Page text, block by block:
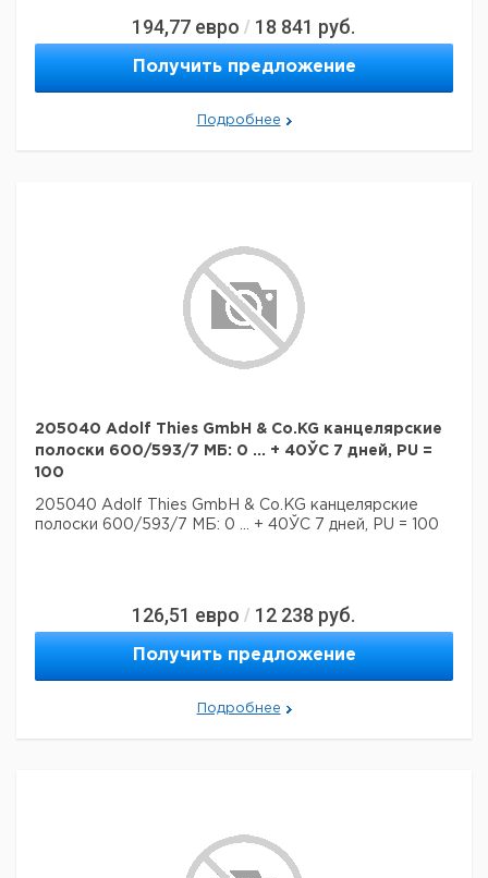
194,77 евро / 18 841 руб.
Получить предложение
Подробнее
205040 Adolf Thies GmbH & Co.KG канцелярские
полоски 600/593/7 МБ: 0 ... + 40ЎC 7 дней, PU =
100
205040 Adolf Thies GmbH & Co.KG канцелярские
полоски 600/593/7 МБ: 0 ... + 40ЎC 7 дней, PU = 100
126,51 евро / 12 238 руб.
Получить предложение
Подробнее